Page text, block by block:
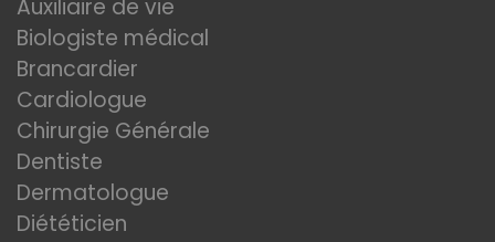
Auxiliaire de vie
Biologiste médical
Brancardier
Cardiologue
Chirurgie Générale
Dentiste
Dermatologue
Diététicien